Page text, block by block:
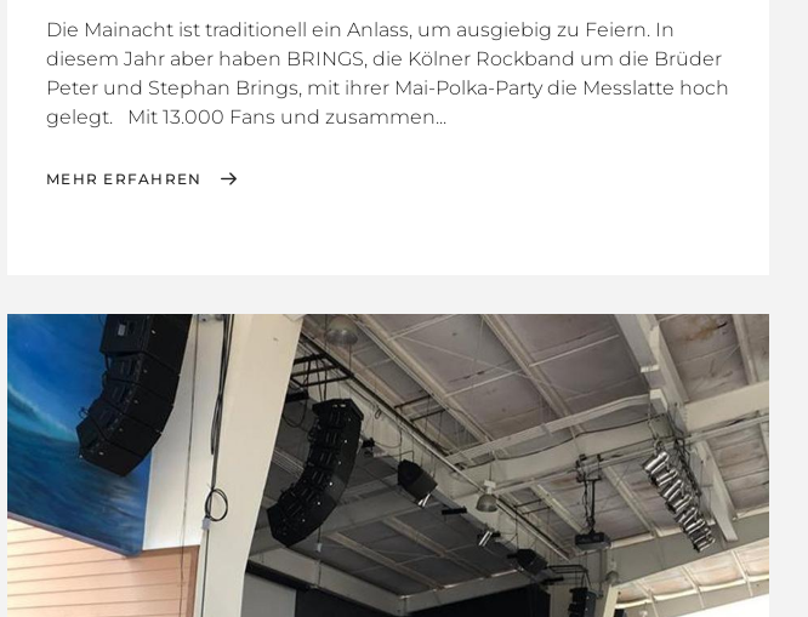
Die Mainacht ist traditionell ein Anlass, um ausgiebig zu Feiern. In
diesem Jahr aber haben BRINGS, die Kölner Rockband um die Brüder
Peter und Stephan Brings, mit ihrer Mai-Polka-Party die Messlatte hoch
gelegt. Mit 13.000 Fans und zusammen...
MEHR ERFAHREN